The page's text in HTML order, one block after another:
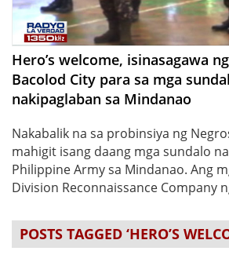
Hero’s welcome, isinasagawa
Bacolod City para sa mga
nakipaglaban sa Mindanao
Nakabalik na sa probinsiya ng
mahigit isang daang mga sundalo
Philippine Army sa Mindanao. Ang
Division Reconnaissance Company
POSTS TAGGED ‘HERO’S